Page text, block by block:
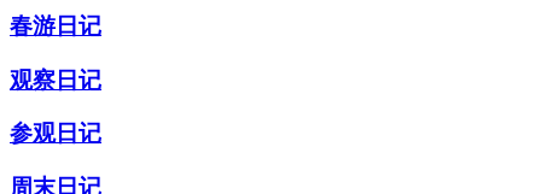
春游日记
观察日记
参观日记
周末日记